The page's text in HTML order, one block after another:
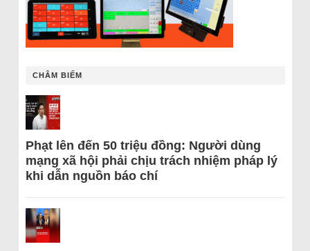
CHÂM BIẾM
Phạt lên đến 50 triệu đồng: Người dùng
mạng xã hội phải chịu trách nhiệm pháp lý
khi dẫn nguồn báo chí